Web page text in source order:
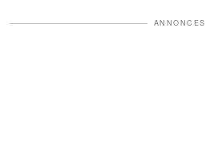
ANNONCES